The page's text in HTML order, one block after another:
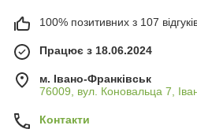
100% позитивних з 107
Працює з 18.06.2024
м. Івано-Франківськ
76009, вул. Коновальца 7,
Контакти